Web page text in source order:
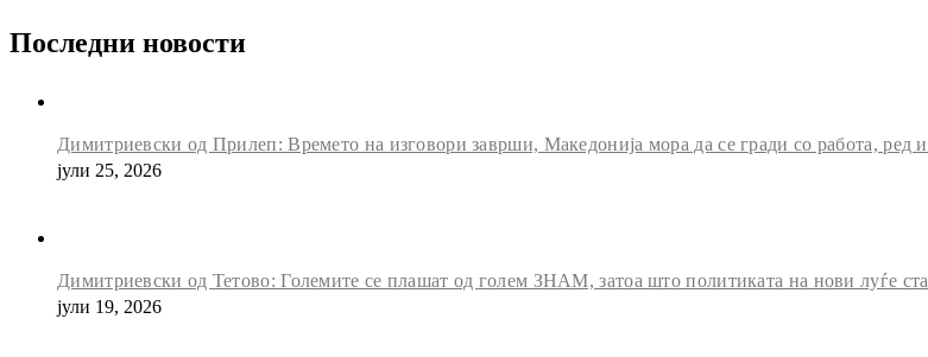
Последни новости
Димитриевски од Прилеп: Времето на изговори заврши, Македонија мора да се гради со работа, ред
јули 25, 2026
Димитриевски од Тетово: Големите се плашат од голем ЗНАМ, затоа што политиката на нови луѓе
јули 19, 2026